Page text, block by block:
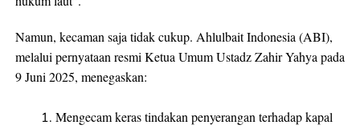
Namun, kecaman saja tidak cukup. Ahlulbait Indonesia (ABI),
melalui pernyataan resmi Ketua Umum Ustadz Zahir Yahya pada
9 Juni 2025, menegaskan:
Mengecam keras tindakan penyerangan terhadap kapal